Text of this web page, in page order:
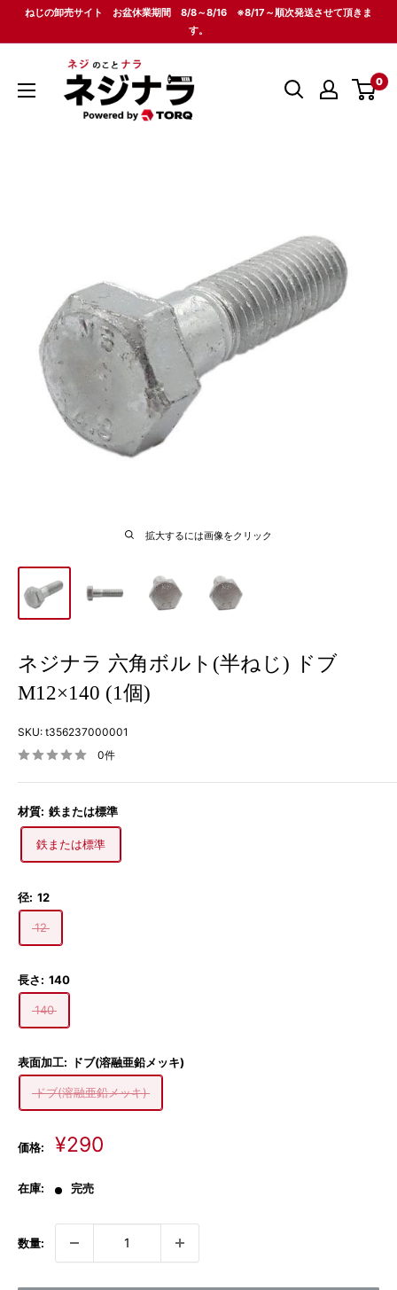
ねじの卸売サイト お盆休業期間 8/8～8/16 ※8/17～順次発送させて頂きま
す。
0
拡大するには画像をクリック
ネジナラ 六角ボルト(半ねじ) ドブ
M12×140 (1個)
SKU: t356237000001
0件
材質: 鉄または標準
鉄または標準
径: 12
12
長さ: 140
140
表面加工: ドブ(溶融亜鉛メッキ)
ドブ(溶融亜鉛メッキ)
価格:
販
価
¥290
在庫: 完売
数量: